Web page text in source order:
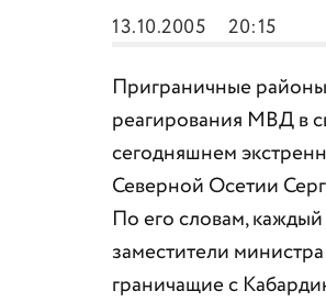
13.10.2005 20:15
Приграничные
реагирования МВД в
сегодняшнем
Северной Осетии
По его словам, каждый
заместители
граничащие с